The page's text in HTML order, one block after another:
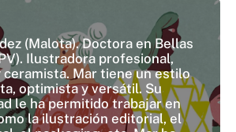
(Malota). Doctora en Bellas
Ilustradora profesional,
Mar tiene un estilo
optimista y versátil. Su
le ha permitido trabajar en
la ilustración editorial, el